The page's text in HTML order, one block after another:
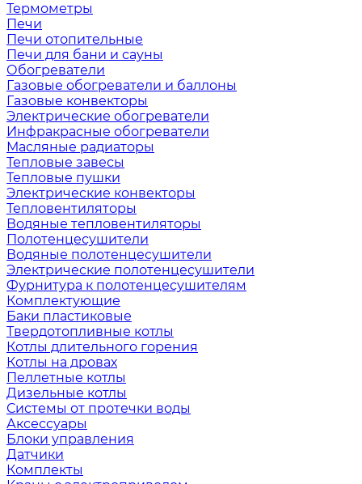
Термометры
Печи
Печи отопительные
Печи для бани и сауны
Обогреватели
Газовые обогреватели и баллоны
Газовые конвекторы
Электрические обогреватели
Инфракрасные обогреватели
Масляные радиаторы
Тепловые завесы
Тепловые пушки
Электрические конвекторы
Тепловентиляторы
Водяные тепловентиляторы
Полотенцесушители
Водяные полотенцесушители
Электрические полотенцесушители
Фурнитура к полотенцесушителям
Комплектующие
Баки пластиковые
Твердотопливные котлы
Котлы длительного горения
Котлы на дровах
Пеллетные котлы
Дизельные котлы
Системы от протечки воды
Аксессуары
Блоки управления
Датчики
Комплекты